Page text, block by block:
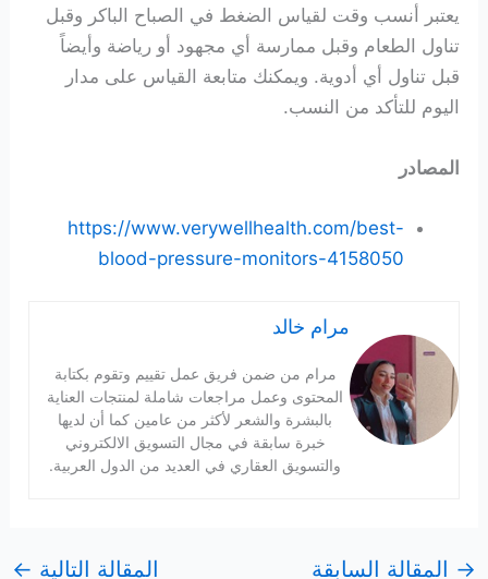
يعتبر أنسب وقت لقياس الضغط في الصباح الباكر وقبل
تناول الطعام وقبل ممارسة أي مجهود أو رياضة وأيضاً
قبل تناول أي أدوية. ويمكنك متابعة القياس على مدار
اليوم للتأكد من النسب.
المصادر
https://www.verywellhealth.com/best-
blood-pressure-monitors-4158050
مرام خالد
مرام من ضمن فريق عمل تقييم وتقوم بكتابة
المحتوى وعمل مراجعات شاملة لمنتجات العناية
بالبشرة والشعر لأكثر من عامين كما أن لديها
خبرة سابقة في مجال التسويق الالكتروني
والتسويق العقاري في العديد من الدول العربية.
→ المقالة السابقة المقالة التالية ←